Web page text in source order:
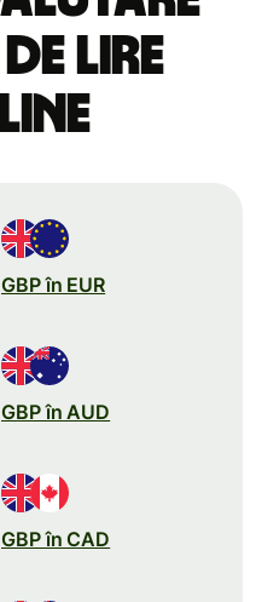
lire
GBP în EUR
GBP în AUD
GBP în CAD